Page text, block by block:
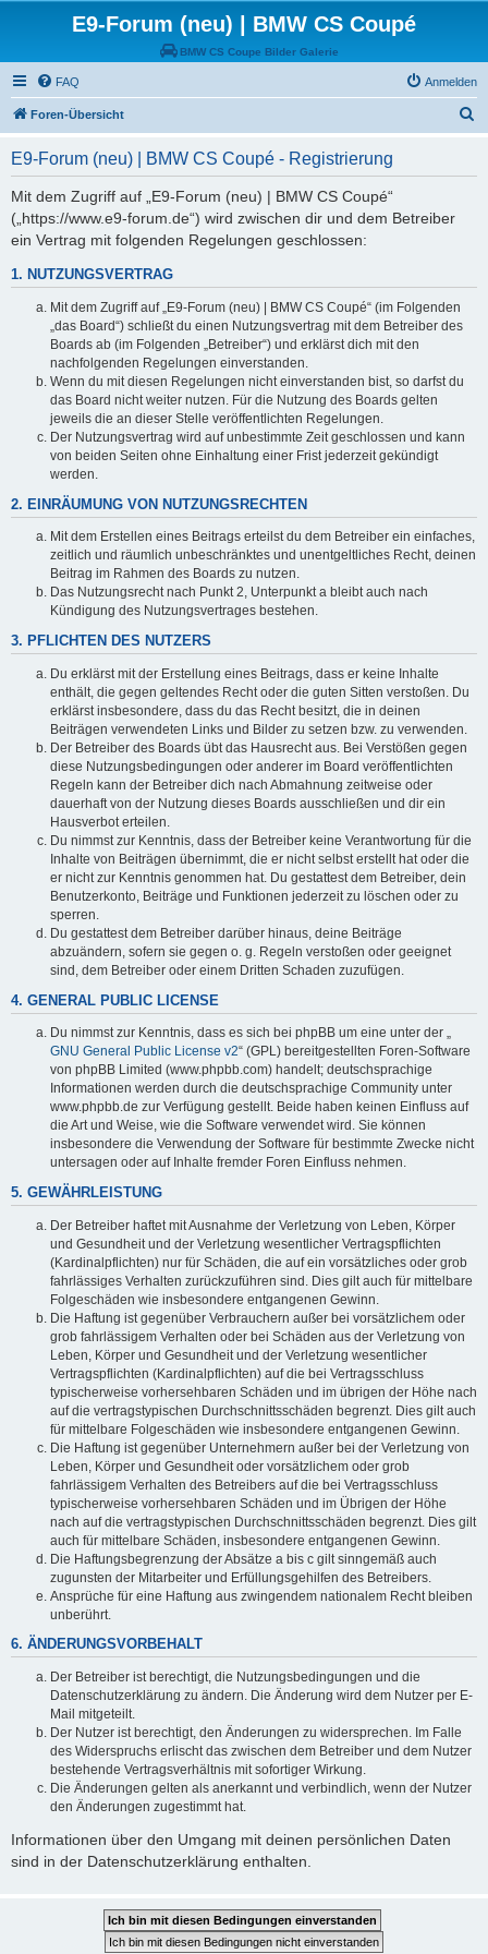
E9-Forum (neu) | BMW CS Coupé
BMW CS Coupe Bilder Galerie
FAQ Anmelden
Foren-Übersicht
E9-Forum (neu) | BMW CS Coupé - Registrierung
Mit dem Zugriff auf „E9-Forum (neu) | BMW CS Coupé“
(„https://www.e9-forum.de“) wird zwischen dir und dem Betreiber
ein Vertrag mit folgenden Regelungen geschlossen:
1. NUTZUNGSVERTRAG
Mit dem Zugriff auf „E9-Forum (neu) | BMW CS Coupé“ (im Folgenden
„das Board“) schließt du einen Nutzungsvertrag mit dem Betreiber des
Boards ab (im Folgenden „Betreiber“) und erklärst dich mit den
nachfolgenden Regelungen einverstanden.
Wenn du mit diesen Regelungen nicht einverstanden bist, so darfst du
das Board nicht weiter nutzen. Für die Nutzung des Boards gelten
jeweils die an dieser Stelle veröffentlichten Regelungen.
Der Nutzungsvertrag wird auf unbestimmte Zeit geschlossen und kann
von beiden Seiten ohne Einhaltung einer Frist jederzeit gekündigt
werden.
2. EINRÄUMUNG VON NUTZUNGSRECHTEN
Mit dem Erstellen eines Beitrags erteilst du dem Betreiber ein einfaches,
zeitlich und räumlich unbeschränktes und unentgeltliches Recht, deinen
Beitrag im Rahmen des Boards zu nutzen.
Das Nutzungsrecht nach Punkt 2, Unterpunkt a bleibt auch nach
Kündigung des Nutzungsvertrages bestehen.
3. PFLICHTEN DES NUTZERS
Du erklärst mit der Erstellung eines Beitrags, dass er keine Inhalte
enthält, die gegen geltendes Recht oder die guten Sitten verstoßen. Du
erklärst insbesondere, dass du das Recht besitzt, die in deinen
Beiträgen verwendeten Links und Bilder zu setzen bzw. zu verwenden.
Der Betreiber des Boards übt das Hausrecht aus. Bei Verstößen gegen
diese Nutzungsbedingungen oder anderer im Board veröffentlichten
Regeln kann der Betreiber dich nach Abmahnung zeitweise oder
dauerhaft von der Nutzung dieses Boards ausschließen und dir ein
Hausverbot erteilen.
Du nimmst zur Kenntnis, dass der Betreiber keine Verantwortung für die
Inhalte von Beiträgen übernimmt, die er nicht selbst erstellt hat oder die
er nicht zur Kenntnis genommen hat. Du gestattest dem Betreiber, dein
Benutzerkonto, Beiträge und Funktionen jederzeit zu löschen oder zu
sperren.
Du gestattest dem Betreiber darüber hinaus, deine Beiträge
abzuändern, sofern sie gegen o. g. Regeln verstoßen oder geeignet
sind, dem Betreiber oder einem Dritten Schaden zuzufügen.
4. GENERAL PUBLIC LICENSE
Du nimmst zur Kenntnis, dass es sich bei phpBB um eine unter der „
GNU General Public License v2“ (GPL) bereitgestellten Foren-Software
von phpBB Limited (www.phpbb.com) handelt; deutschsprachige
Informationen werden durch die deutschsprachige Community unter
www.phpbb.de zur Verfügung gestellt. Beide haben keinen Einfluss auf
die Art und Weise, wie die Software verwendet wird. Sie können
insbesondere die Verwendung der Software für bestimmte Zwecke nicht
untersagen oder auf Inhalte fremder Foren Einfluss nehmen.
5. GEWÄHRLEISTUNG
Der Betreiber haftet mit Ausnahme der Verletzung von Leben, Körper
und Gesundheit und der Verletzung wesentlicher Vertragspflichten
(Kardinalpflichten) nur für Schäden, die auf ein vorsätzliches oder grob
fahrlässiges Verhalten zurückzuführen sind. Dies gilt auch für mittelbare
Folgeschäden wie insbesondere entgangenen Gewinn.
Die Haftung ist gegenüber Verbrauchern außer bei vorsätzlichem oder
grob fahrlässigem Verhalten oder bei Schäden aus der Verletzung von
Leben, Körper und Gesundheit und der Verletzung wesentlicher
Vertragspflichten (Kardinalpflichten) auf die bei Vertragsschluss
typischerweise vorhersehbaren Schäden und im übrigen der Höhe nach
auf die vertragstypischen Durchschnittsschäden begrenzt. Dies gilt auch
für mittelbare Folgeschäden wie insbesondere entgangenen Gewinn.
Die Haftung ist gegenüber Unternehmern außer bei der Verletzung von
Leben, Körper und Gesundheit oder vorsätzlichem oder grob
fahrlässigem Verhalten des Betreibers auf die bei Vertragsschluss
typischerweise vorhersehbaren Schäden und im Übrigen der Höhe
nach auf die vertragstypischen Durchschnittsschäden begrenzt. Dies gilt
auch für mittelbare Schäden, insbesondere entgangenen Gewinn.
Die Haftungsbegrenzung der Absätze a bis c gilt sinngemäß auch
zugunsten der Mitarbeiter und Erfüllungsgehilfen des Betreibers.
Ansprüche für eine Haftung aus zwingendem nationalem Recht bleiben
unberührt.
6. ÄNDERUNGSVORBEHALT
Der Betreiber ist berechtigt, die Nutzungsbedingungen und die
Datenschutzerklärung zu ändern. Die Änderung wird dem Nutzer per E-
Mail mitgeteilt.
Der Nutzer ist berechtigt, den Änderungen zu widersprechen. Im Falle
des Widerspruchs erlischt das zwischen dem Betreiber und dem Nutzer
bestehende Vertragsverhältnis mit sofortiger Wirkung.
Die Änderungen gelten als anerkannt und verbindlich, wenn der Nutzer
den Änderungen zugestimmt hat.
Informationen über den Umgang mit deinen persönlichen Daten
sind in der Datenschutzerklärung enthalten.